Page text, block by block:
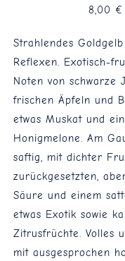
8,00 €
Strahlendes
Reflexen. Exotisch-
Noten von schwarze
frischen Äpfeln und
etwas Muskat und
Honigmelone. Am
saftig, mit dichter
zurückgesetzten,
Säure und einem
etwas Exotik sowie
Zitrusfrüchte. Volles
mit ausgesprochen